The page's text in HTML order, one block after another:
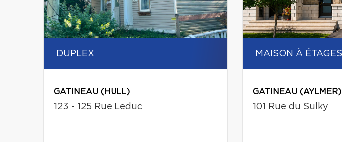
DUPLEX
GATINEAU (HULL)
123 - 125 Rue Leduc
MAISON À ÉTAGES
GATINEAU (AYLMER)
101 Rue du Sulky